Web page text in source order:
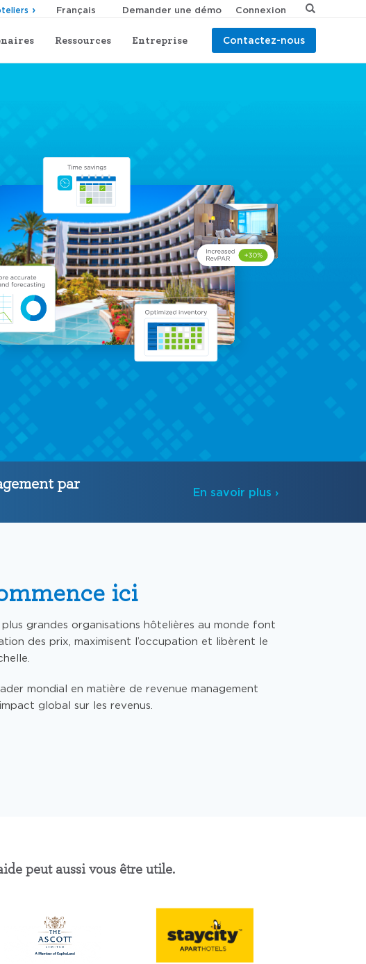
Ressources Entreprise Contactez-nous
Demander une démo Connexion
par
En savoir plus
ici
grandes organisations hôtelières au monde font
des prix, maximisent l’occupation et libèrent le
mondial en matière de revenue management
global sur les revenus.
peut aussi vous être utile.